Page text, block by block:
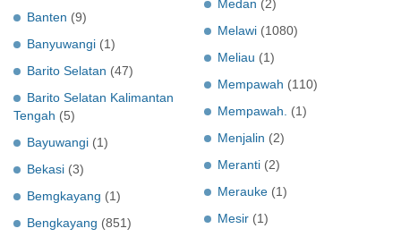
Banten (9)
Banyuwangi (1)
Barito Selatan (47)
Barito Selatan Kalimantan
Tengah (5)
Bayuwangi (1)
Bekasi (3)
Bemgkayang (1)
Bengkayang (851)
Medan (2)
Melawi (1080)
Meliau (1)
Mempawah (110)
Mempawah.
(1)
Menjalin (2)
Meranti (2)
Merauke (1)
Mesir (1)